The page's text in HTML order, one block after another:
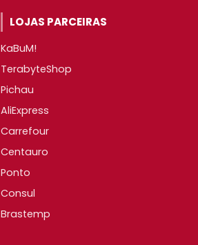
LOJAS PARCEIRAS
KaBuM!
TerabyteShop
Pichau
AliExpress
Carrefour
Centauro
Ponto
Consul
Brastemp